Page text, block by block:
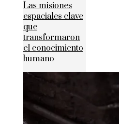
Las misiones
espaciales clave
que
transformaron
el conocimiento
humano